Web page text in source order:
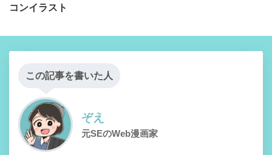
コンイラスト
この記事を書いた人
ぞえ
元SEのWeb漫画家